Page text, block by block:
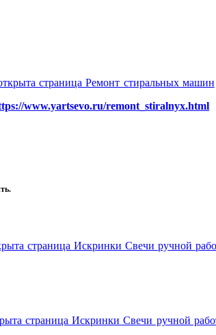
www.yartsevo.ru/remont_stiralnyx.html